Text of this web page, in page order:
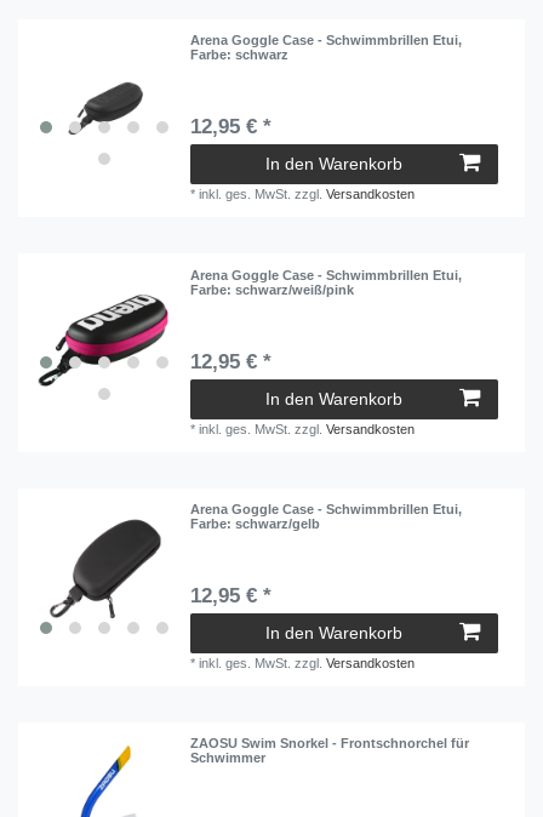
Arena Goggle Case - Schwimmbrillen Etui,
Farbe: schwarz
12,95 € *
In den Warenkorb
*inkl. ges. MwSt. zzgl.Versandkosten
Arena Goggle Case - Schwimmbrillen Etui,
Farbe: schwarz/weiß/pink
12,95 € *
In den Warenkorb
*inkl. ges. MwSt. zzgl.Versandkosten
Arena Goggle Case - Schwimmbrillen Etui,
Farbe: schwarz/gelb
12,95 € *
In den Warenkorb
*inkl. ges. MwSt. zzgl.Versandkosten
ZAOSU Swim Snorkel - Frontschnorchel für
Schwimmer